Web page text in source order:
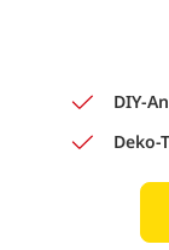
DIY-
Deko-